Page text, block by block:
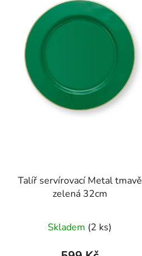
Talíř servírovací Metal tmavě
zelená 32cm
Skladem (2 ks)